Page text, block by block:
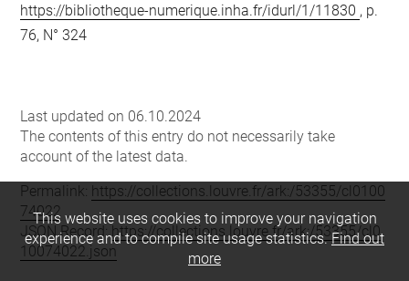
https://bibliotheque-numerique.inha.fr/idurl/1/11830 , p.
76, N° 324
Last updated on 06.10.2024
The contents of this entry do not necessarily take
account of the latest data.
Permalink: https://collections.louvre.fr/ark:/53355/cl0100
74022
JSON Record: https://collections.louvre.fr/ark:/53355/cl0
10074022.json
This website uses cookies to improve your navigation
experience and to compile site usage statistics.Find out
more